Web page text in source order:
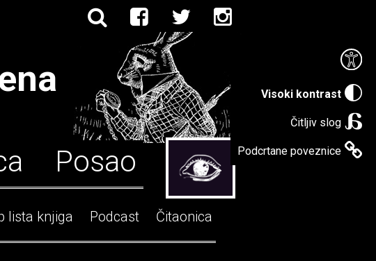
Visoki kontrast
Čitljiv slog
Podcrtane poveznice
Posao
lista knjiga Podcast Čitaonica